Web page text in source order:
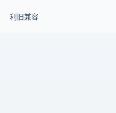
利旧兼容